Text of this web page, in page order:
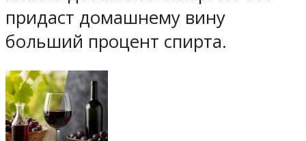
придаст домашнему вину
больший процент спирта.